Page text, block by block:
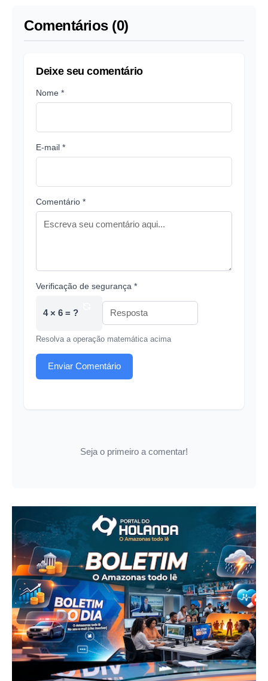
Comentários (0)
Deixe seu comentário
Nome *
E-mail *
Comentário *
Verificação de segurança *
4 × 6 = ?
Resolva a operação matemática acima
Enviar Comentário
Seja o primeiro a comentar!